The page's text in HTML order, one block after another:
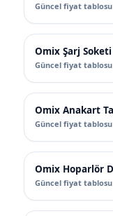
Güncel fiyat tablosu
Omix Şarj
Güncel fiyat tablosu
Omix Anakart
Güncel fiyat tablosu
Omix Hoparlör
Güncel fiyat tablosu